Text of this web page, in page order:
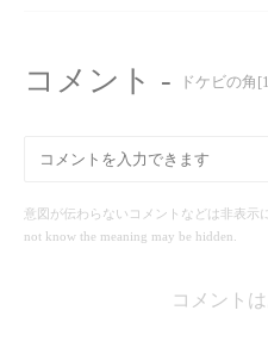
コメント - ドケビの角
意図が伝わらないコメントなどは非表示
not know the meaning may be hidden.
コメント